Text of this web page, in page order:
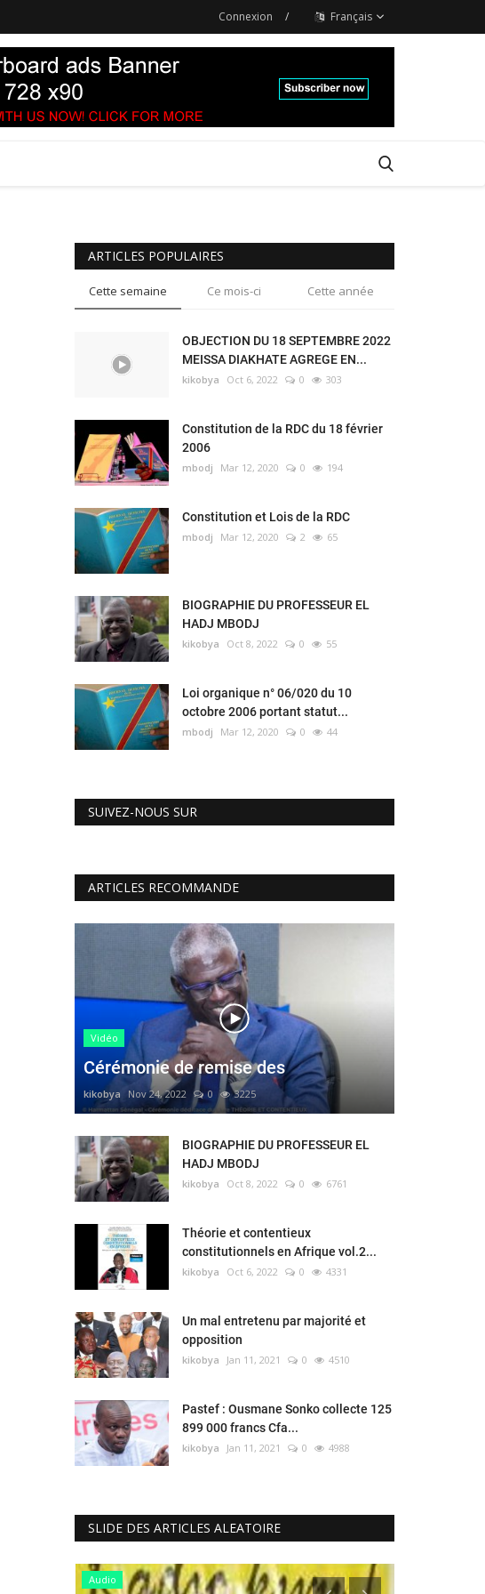
Connexion / Français
ARTICLES POPULAIRES
Cette semaine Ce mois-ci Cette année
OBJECTION DU 18 SEPTEMBRE 2022
MEISSA DIAKHATE AGREGE EN...
kikobya Oct 6, 2022 0 303
Constitution de la RDC du 18 février
2006
mbodj Mar 12, 2020 0 194
Constitution et Lois de la RDC
mbodj Mar 12, 2020 2 65
BIOGRAPHIE DU PROFESSEUR EL
HADJ MBODJ
kikobya Oct 8, 2022 0 55
Loi organique n° 06/020 du 10
octobre 2006 portant statut...
mbodj Mar 12, 2020 0 44
SUIVEZ-NOUS SUR
ARTICLES RECOMMANDE
Vidéo
Cérémonie de remise des
kikobya Nov 24, 2022 0 3225
BIOGRAPHIE DU PROFESSEUR EL
HADJ MBODJ
kikobya Oct 8, 2022 0 6761
Théorie et contentieux
constitutionnels en Afrique vol.2...
kikobya Oct 6, 2022 0 4331
Un mal entretenu par majorité et
opposition
kikobya Jan 11, 2021 0 4510
Pastef : Ousmane Sonko collecte 125
899 000 francs Cfa...
kikobya Jan 11, 2021 0 4988
SLIDE DES ARTICLES ALEATOIRE
Audio